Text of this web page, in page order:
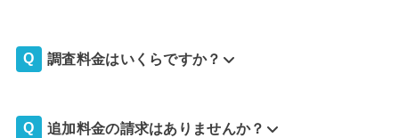
調査料金はいくらですか？
追加料金の請求はありませんか？